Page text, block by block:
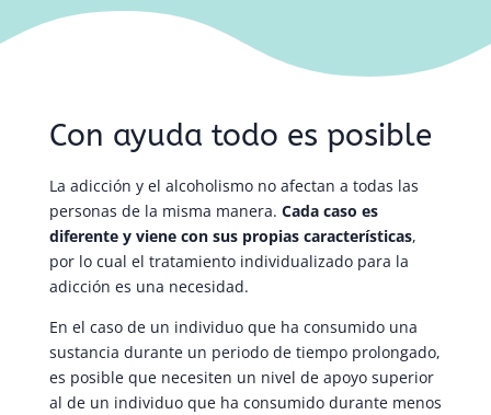
Con ayuda todo es posible
La adicción y el alcoholismo no afectan a todas las
personas de la misma manera. Cada caso es
diferente y viene con sus propias características,
por lo cual el tratamiento individualizado para la
adicción es una necesidad.
En el caso de un individuo que ha consumido una
sustancia durante un periodo de tiempo prolongado,
es posible que necesiten un nivel de apoyo superior
al de un individuo que ha consumido durante menos